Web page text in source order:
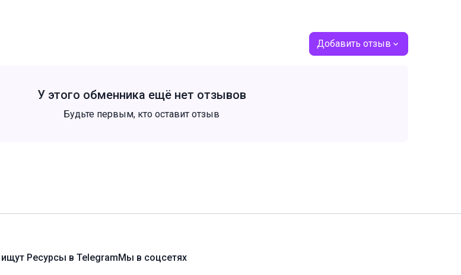
Добавить отзыв
У этого обменника ещё нет отзывов
Будьте первым, кто оставит отзыв
Ресурсы в TelegramМы в соцсетях